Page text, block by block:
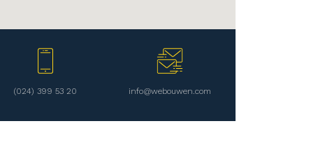
(024) 399 53 20 info@webouwen.com